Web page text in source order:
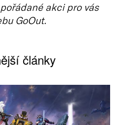
akci pro vás
GoOut.
články